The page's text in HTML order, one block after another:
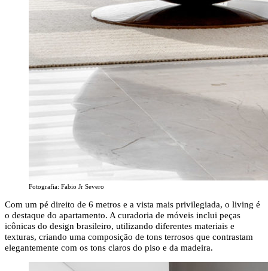
Fotografia: Fabio Jr Severo
Com um pé direito de 6 metros e a vista mais privilegiada, o living é
o destaque do apartamento. A curadoria de móveis inclui peças
icônicas do design brasileiro, utilizando diferentes materiais e
texturas, criando uma composição de tons terrosos que contrastam
elegantemente com os tons claros do piso e da madeira.